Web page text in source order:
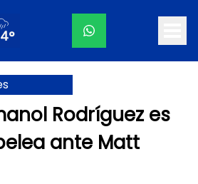
Rodríguez es
ante Matt